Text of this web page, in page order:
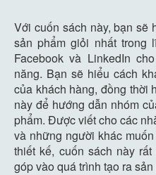
Với cuốn sách này, bạn sẽ
sản phẩm giỏi nhất trong
Facebook và LinkedIn
năng. Bạn sẽ hiểu cách
của khách hàng, đồng thời
này để hướng dẫn nhóm
phẩm. Được viết cho các
và những người khác
thiết kế, cuốn sách này
góp vào quá trình tạo ra sản